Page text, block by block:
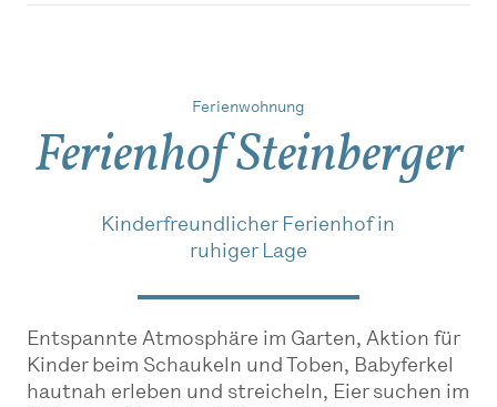
Ferienwohnung
Ferienhof Steinberger
Kinderfreundlicher Ferienhof in
ruhiger Lage
Entspannte Atmosphäre im Garten, Aktion für
Kinder beim Schaukeln und Toben, Babyferkel
hautnah erleben und streicheln, Eier suchen im